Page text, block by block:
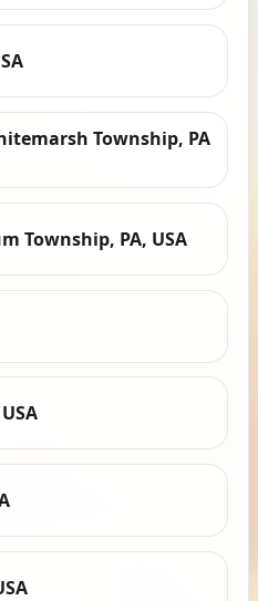
Township, PA
Township, PA, USA